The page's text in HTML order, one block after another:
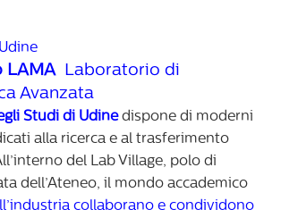
LAMALaboratorio di
Avanzata
Studi di Udinedispone di moderni
alla ricerca e al trasferimento
del Lab Village, polo di
dell’Ateneo, il mondo accademico
collaborano e condividono